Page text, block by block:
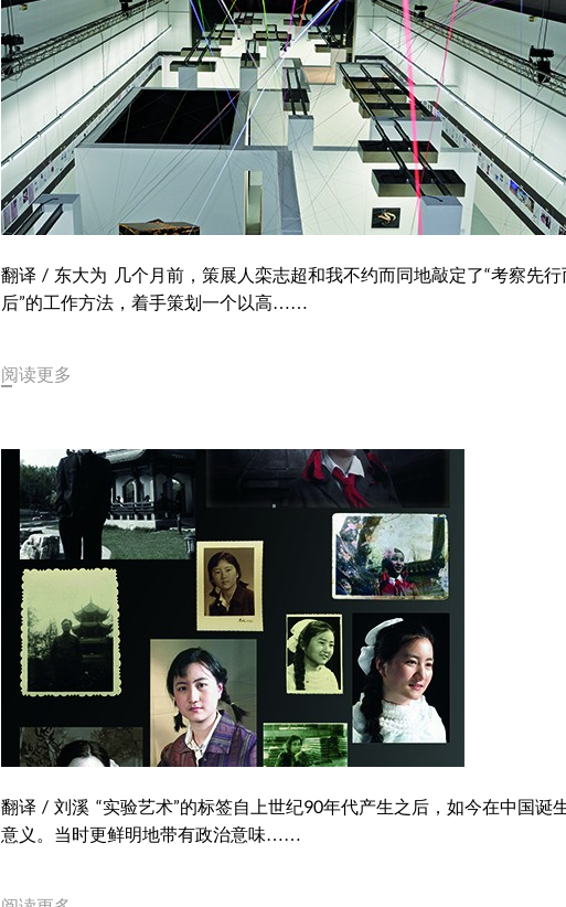
翻译 / 东大为 几个月前，策展人栾志超和我不约而同地敲定了“考察先
后”的工作方法，着手策划一个以高……
阅读更多
翻译 / 刘溪 “实验艺术”的标签自上世纪90年代产生之后，如今在中国诞
意义。当时更鲜明地带有政治意味……